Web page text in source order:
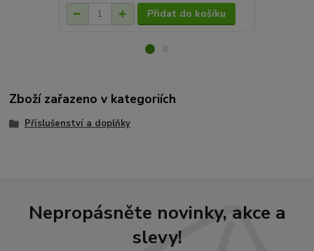
Přidat do košíku
Zboží zařazeno v kategoriích
Příslušenství a doplňky
Nepropásněte novinky, akce a
slevy!